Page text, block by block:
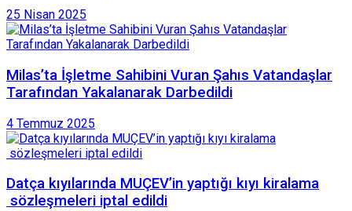
25 Nisan 2025
Milas’ta İşletme Sahibini Vuran Şahıs Vatandaşlar
Tarafından Yakalanarak Darbedildi
4 Temmuz 2025
Datça kıyılarında MUÇEV’in yaptığı kıyı kiralama
sözleşmeleri iptal edildi